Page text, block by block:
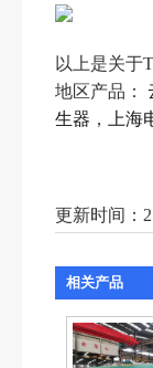
以上是关于
地区产品：
生器 ， 上
更新时间
相关产品